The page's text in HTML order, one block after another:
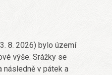
8. 2026) bylo území
výše. Srážky se
následně v pátek a